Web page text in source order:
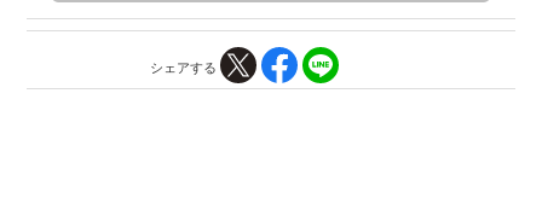
シェアする